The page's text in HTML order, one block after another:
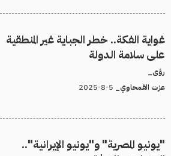
غواية الفكة.. خطر الجباية غير المنطقية
على سلامة الدولة
رؤى_
عزت القمحاوي_
"يونيو المصرية" و"يونيو الإيرانية"..